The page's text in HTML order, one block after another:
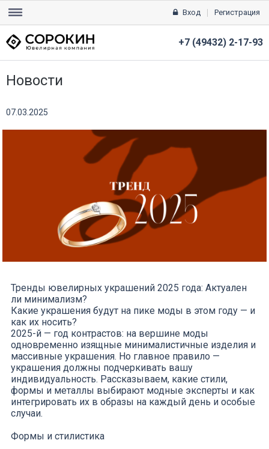
Вход Регистрация
+7 (49432) 2-17-93
Новости
07.03.2025
Тренды ювелирных украшений 2025 года: Актуален
ли минимализм?
Какие украшения будут на пике моды в этом году — и
как их носить?
2025-й — год контрастов: на вершине моды
одновременно изящные минималистичные изделия и
массивные украшения. Но главное правило —
украшения должны подчеркивать вашу
индивидуальность. Рассказываем, какие стили,
формы и металлы выбирают модные эксперты и как
интегрировать их в образы на каждый день и особые
случаи.
Формы и стилистика